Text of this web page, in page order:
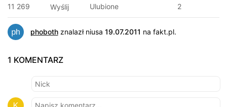
11 269 Wyślij Ulubione 2
phobothznalazł niusa 19.07.2011 na fakt.pl.
1 KOMENTARZ